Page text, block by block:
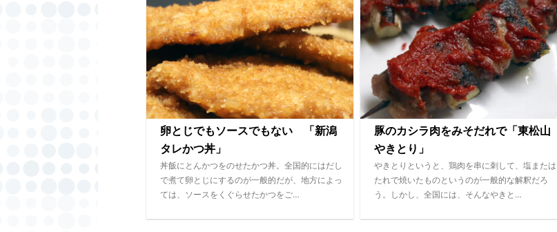
卵とじでもソースでもない 「新潟
タレかつ丼」
丼飯にとんかつをのせたかつ丼。全国的にはだし
で煮て卵とじにするのが一般的だが、地方によっ
ては、ソースをくぐらせたかつをご…
豚のカシラ肉をみそだれで「東松山
やきとり」
やきとりというと、鶏肉を串に刺して、塩または
たれで焼いたものというのが一般的な解釈だろ
う。しかし、全国には、そんなやきと…